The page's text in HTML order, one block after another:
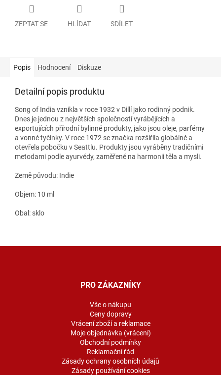
ZEPTAT SE HLÍDAT SDÍLET
Popis Hodnocení Diskuze
Detailní popis produktu
Song of India vznikla v roce 1932 v Dillí jako rodinný podnik.
Dnes je jednou z největších společností vyrábějících a
exportujících přírodní bylinné produkty, jako jsou oleje, parfémy
a vonné tyčinky. V roce 1972 se značka rozšířila globálně a
otevřela pobočku v Seattlu. Produkty jsou vyráběny tradičními
metodami podle ayurvédy, zaměřené na harmonii těla a mysli.
Země původu: Indie
Objem: 10 ml
Obal: sklo
PRO ZÁKAZNÍKY
Vše o nákupu
Ceny dopravy
Vrácení zboží a reklamace
Moje objednávka (vrácení)
Obchodní podmínky
Reklamační řád
Zásady ochrany osobních údajů
Zásady používání cookies